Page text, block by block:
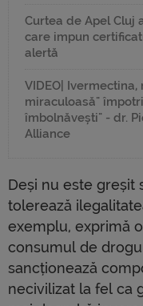
Curtea de Apel Cluj
care impun
alertă
VIDEO|
miraculoasă"
îmbolnăvești" - dr.
Alliance
Deși nu este greșit
tolerează
exemplu, exprimă
consumul de
sancționează
necivilizat la fel ca